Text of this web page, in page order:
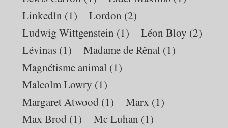
Linkedln (1) Lordon (2)
Ludwig Wittgenstein (1) Léon Bloy (2)
Lévinas (1) Madame de Rênal (1)
Magnétisme animal (1)
Malcolm Lowry (1)
Margaret Atwood (1) Marx (1)
Max Brod (1) Mc Luhan (1)